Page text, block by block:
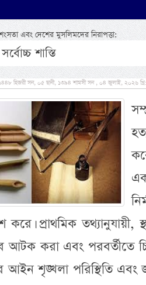
এবং দেশের মুসলিমদের নিরাপত্তা:
শাস্তি
হিজরী সন, ০৫ ছানী, ১৩৯৪ শামসী সন , ০৪ জুলাই, ২০২৬
করে। প্রাথমিক তথ্যানুযায়ী,
আটক করা এবং পরবর্তীতে
আইন শৃঙ্খলা পরিস্থিতি এবং